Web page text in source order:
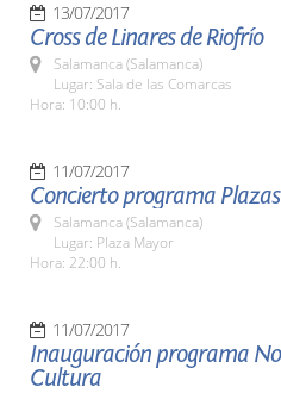
13/07/2017
Cross de Linares de Riofrío
Salamanca (Salamanca)
Lugar: Sala de las Comarcas
Hora: 10:00 h.
11/07/2017
Concierto programa
Salamanca (Salamanca)
Lugar: Plaza Mayor
Hora: 22:00 h.
11/07/2017
Inauguración programa
Cultura